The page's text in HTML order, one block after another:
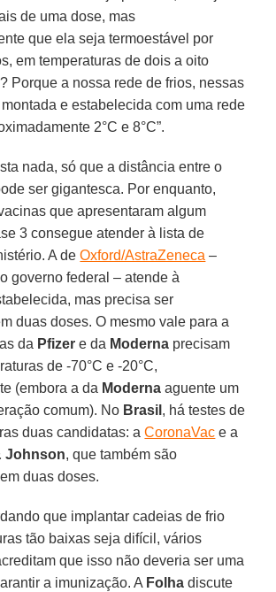
de uma dose, mas
que ela seja termoestável por
em temperaturas de dois a oito
Porque a nossa rede de frios, nessas
e estabelecida com uma rede
2°C e 8°C”.
nada, só que a distância entre o
ser gigantesca. Por enquanto,
que apresentaram algum
3 consegue atender à lista de
A deOxford/AstraZeneca –
governo federal – atende à
mas precisa ser
duas doses. O mesmo vale para a
da Pfizer e da Moderna precisam
de -70°C e -20°C,
(embora a da Moderna aguente um
comum). No Brasil , há testes de
duas candidatas: aCoronaVac e a
Johnson, que também são
duas doses.
que implantar cadeias de frio
tão baixas seja difícil, vários
que isso não deveria ser uma
a imunização. A Folha discute